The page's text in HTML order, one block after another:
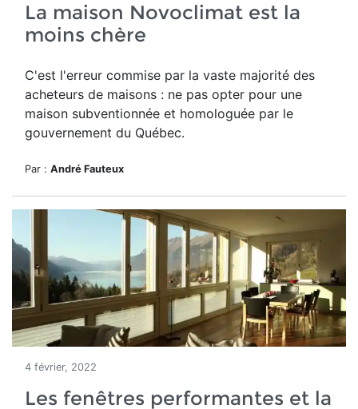
La maison Novoclimat est la
moins chère
C'est l'erreur commise par la vaste majorité des
acheteurs de maisons : ne pas opter pour une
maison subventionnée et homologuée par le
gouvernement du Québec.
Par : André Fauteux
4 février, 2022
Les fenêtres performantes et la